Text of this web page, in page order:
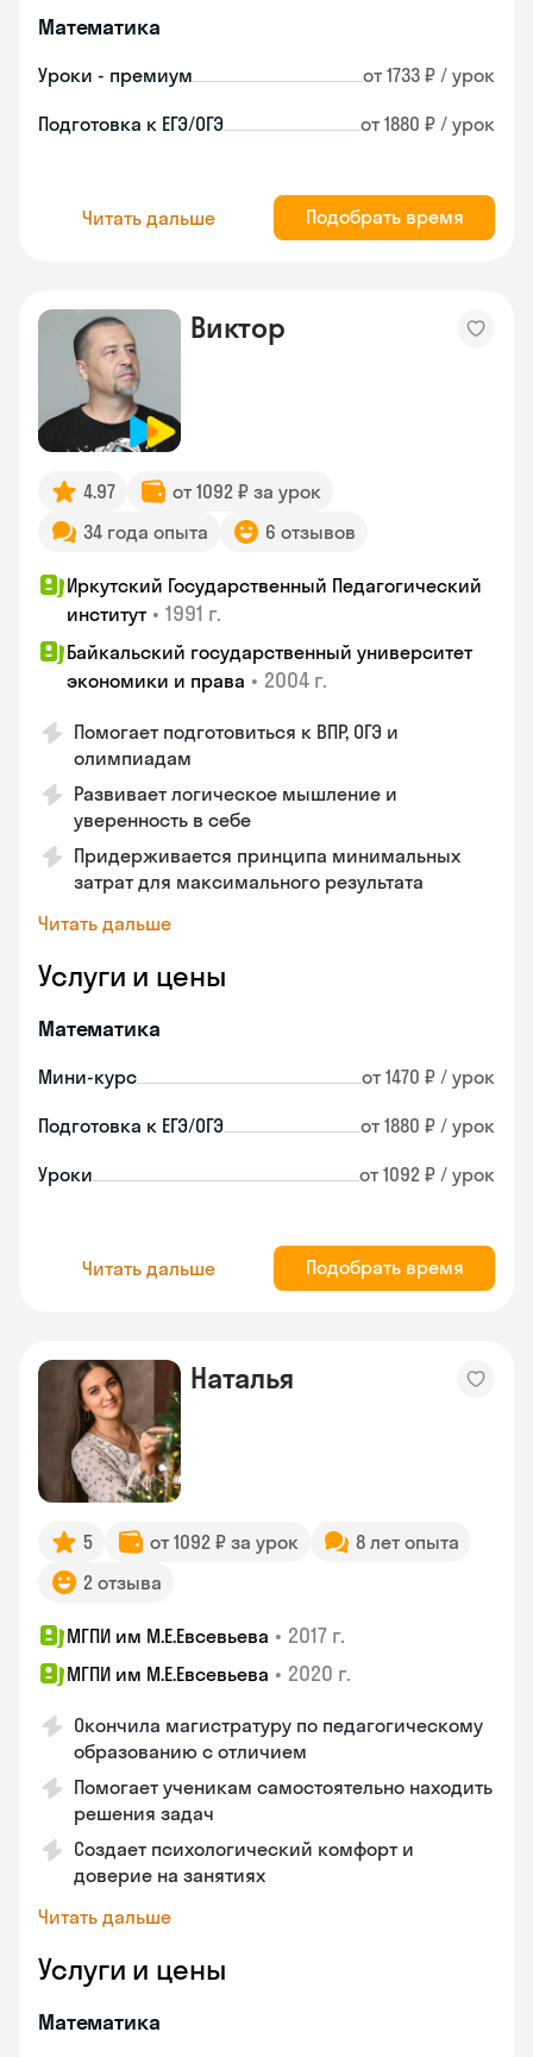
Математика
Уроки - премиум от 1733 ₽ / урок
Подготовка к ЕГЭ/ОГЭ от 1880 ₽ / урок
Читать дальше Подобрать время
Виктор
4.97
от 1092 ₽ за урок
34 года опыта
6 отзывов
Иркутский Государственный Педагогический
институт • 1991 г.
Байкальский государственный университет
экономики и права • 2004 г.
Помогает подготовиться к ВПР, ОГЭ и
олимпиадам
Развивает логическое мышление и
уверенность в себе
Придерживается принципа минимальных
затрат для максимального результата
Читать дальше
Услуги и цены
Математика
Мини-курс от 1470 ₽ / урок
Подготовка к ЕГЭ/ОГЭ от 1880 ₽ / урок
Уроки от 1092 ₽ / урок
Читать дальше Подобрать время
Наталья
5 от 1092 ₽ за урок
8 лет опыта
2 отзыва
МГПИ им М.Е.Евсевьева • 2017 г.
МГПИ им М.Е.Евсевьева • 2020 г.
Окончила магистратуру по педагогическому
образованию с отличием
Помогает ученикам самостоятельно находить
решения задач
Создает психологический комфорт и
доверие на занятиях
Читать дальше
Услуги и цены
Математика